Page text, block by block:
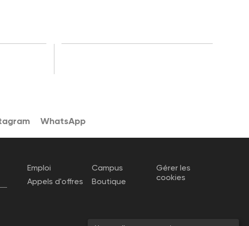
WhatsApp
Emploi
Appels d'offres
Campus
Boutique
Gérer les
cookies